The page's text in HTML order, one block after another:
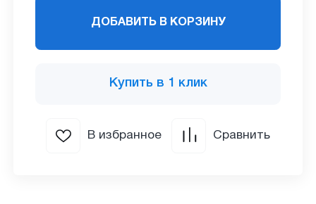
ДОБАВИТЬ В КОРЗИНУ
Купить в 1 клик
В избранное Сравнить